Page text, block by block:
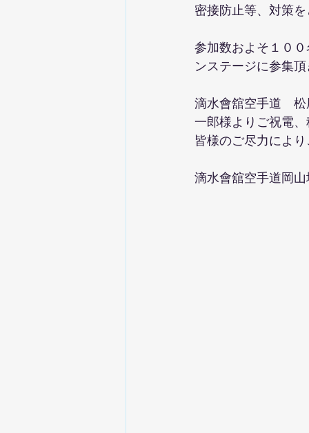
密接防止等、対策
参加数およそ１０
ンステージに参集
滴水會舘空手道　
一郎様よりご祝電
皆様のご尽力によ
滴水會舘空手道岡